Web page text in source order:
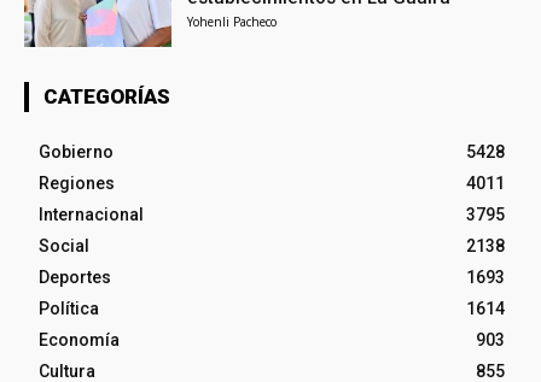
Yohenli Pacheco
CATEGORÍAS
Gobierno
5428
Regiones
4011
Internacional
3795
Social
2138
Deportes
1693
Política
1614
Economía
903
Cultura
855